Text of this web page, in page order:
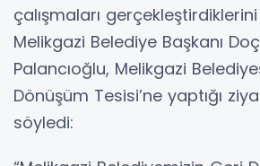
çalışmaları
Melikgazi Belediye Başkanı
Palancıoğlu, Melikgazi
Dönüşüm Tesisi’ne yaptığı
söyledi: